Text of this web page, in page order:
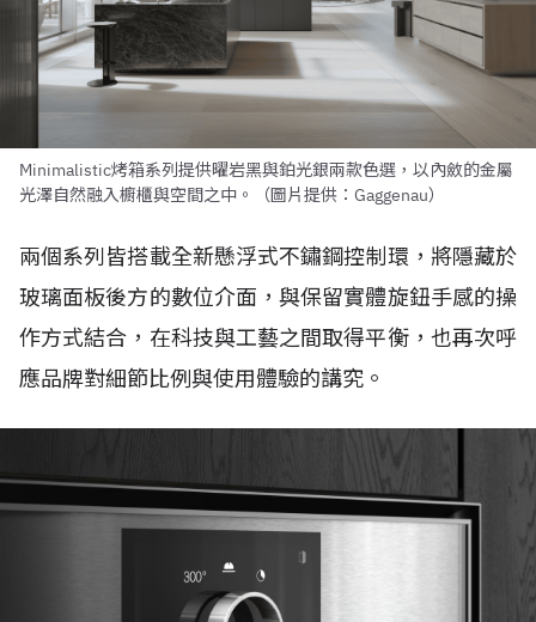
Minimalistic烤箱系列提供曜岩黑與鉑光銀兩款色選，以內斂的金屬
光澤自然融入櫥櫃與空間之中。（圖片提供：Gaggenau）
兩個系列皆搭載全新懸浮式不鏽鋼控制環，將隱藏於
玻璃面板後方的數位介面，與保留實體旋鈕手感的操
作方式結合，在科技與工藝之間取得平衡，也再次呼
應品牌對細節比例與使用體驗的講究。